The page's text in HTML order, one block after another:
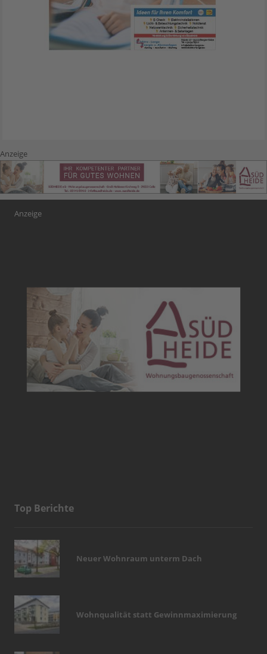
Anzeige
Anzeige
Top Berichte
Neuer Wohnraum unterm Dach
Wohnqualität statt Gewinnmaximierung